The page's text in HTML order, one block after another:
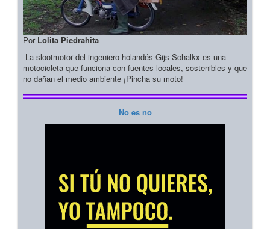
Por Lolita Piedrahita
La slootmotor del ingeniero holandés Gijs Schalkx es una
motocicleta que funciona con fuentes locales, sostenibles y que
no dañan el medio ambiente ¡Pincha su moto!
No es no